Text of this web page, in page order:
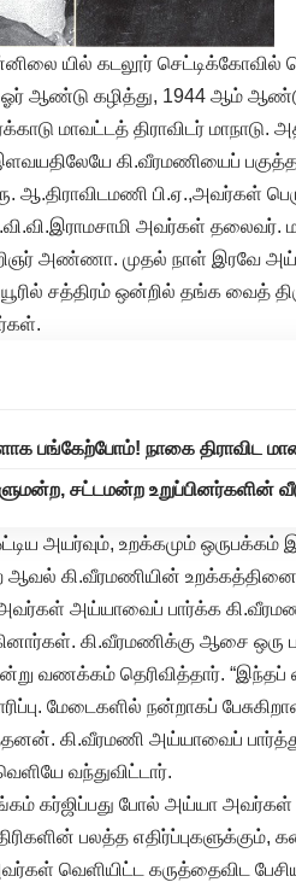
யில் கடலூர் செட்டிக்கோவில்
ஓர் ஆண்டு கழித்து, 1944 ஆம்
மாவட்டத் திராவிடர்
கி.வீரமணியைப்
பி.ஏ.,அவர்கள்
அவர்கள் தலைவர்.
அறிஞர் அண்ணா. முதல் நாள் இரவே
சத்திரம் ஒன்றில் தங்க வைத்
பங்கேற்போம்! நாகை திராவிட
சட்டமன்ற உறுப்பினர்களின்
அயர்வும், உறக்கமும்
ஆவல் கி.வீரமணியின்
அவர்கள் அய்யாவைப் பார்க்க
கி.வீரமணிக்கு ஆசை ஒரு
வணக்கம் தெரிவித்தார்.
மேடைகளில் நன்றாகப்
கி.வீரமணி அய்யாவைப்
வந்துவிட்டார்.
கர்ஜிப்பது போல் அய்யா அவர்கள்
பலத்த
வெளியிட்ட கருத்தைவிட